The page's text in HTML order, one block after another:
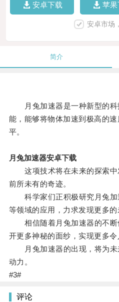
安卓下载 苹果
安卓市场
简介
月兔加速器是一种新型的科
能，能够将物体加速到极高的
平。
月兔加速器安卓下载
这项技术将在未来的探索中
前所未有的奇迹。
科学家们正积极研究月兔加
等领域的应用，力求发现更多的
相信随着月兔加速器的不断
开更多神秘的面纱，实现更多令
月兔加速器的出现，将为未
动力。
#3#
评论